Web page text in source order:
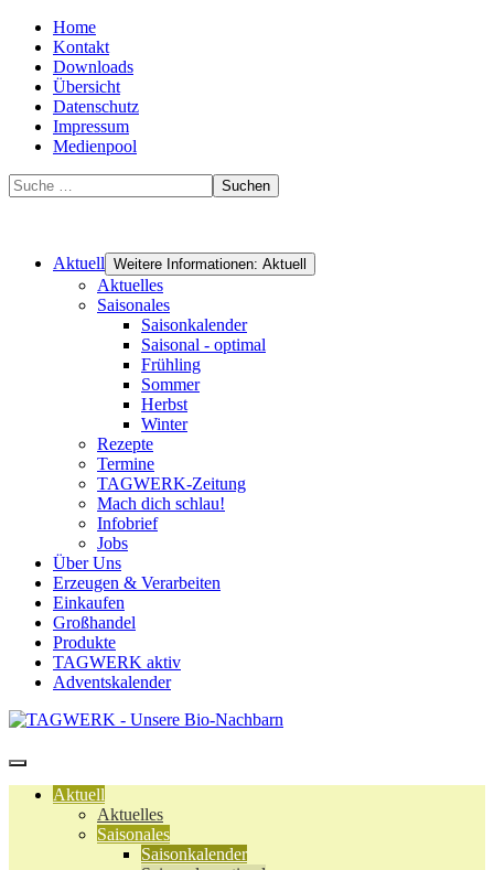
Home
Kontakt
Downloads
Übersicht
Datenschutz
Impressum
Medienpool
Suchen
Aktuell Weitere Informationen: Aktuell
Aktuelles
Saisonales
Saisonkalender
Saisonal - optimal
Frühling
Sommer
Herbst
Winter
Rezepte
Termine
TAGWERK-Zeitung
Mach dich schlau!
Infobrief
Jobs
Über Uns
Erzeugen & Verarbeiten
Einkaufen
Großhandel
Produkte
TAGWERK aktiv
Adventskalender
Aktuell
Aktuelles
Saisonales
Saisonkalender